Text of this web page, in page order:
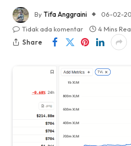
ByTifa Anggraini
06-02-
Tidak ada komentar
4 Mins
Share